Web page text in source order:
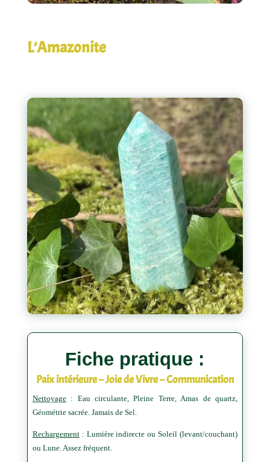
L’Amazonite
Fiche pratique :
Paix intérieure – Joie de Vivre – Communication
Nettoyage: Eau circulante, Pleine Terre, Amas de quartz,
Géométrie sacrée. Jamais de Sel.
Rechargement: Lumière indirecte ou Soleil (levant/couchant)
ou Lune. Assez fréquent.